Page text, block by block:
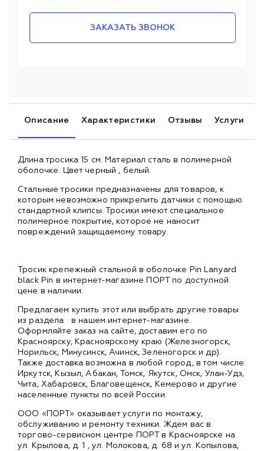
ЗАКАЗАТЬ ЗВОНОК
Описание Характеристики Отзывы Услуги
Длина тросика 15 см. Материал сталь в полимерной
оболочке. Цвет черный , белый.
Стальные тросики предназначены для товаров, к
которым невозможно прикрепить датчики с помощью
стандартной клипсы. Тросики имеют специальное
полимерное покрытие, которое не наносит
повреждений защищаемому товару.
Тросик крепежный стальной в оболочке Pin Lanyard
black Pin в интернет-магазине ПОРТ по доступной
цене в наличии.
Предлагаем купить этот или выбрать другие товары
из раздела
в нашем интернет-магазине.
Оформляйте заказ на сайте, доставим его по
Красноярску, Красноярскому краю (Железногорск,
Норильск, Минусинск, Ачинск, Зеленогорск и др).
Также доставка возможна в любой город, в том числе:
Иркутск, Кызыл, Абакан, Томск, Якутск, Омск, Улан-Удэ,
Чита, Хабаровск, Благовещенск, Кемерово и другие
населенные пункты по всей России.
ООО «ПОРТ» оказывает услуги по монтажу,
обслуживанию и ремонту техники. Ждем вас в
торгово-сервисном центре ПОРТ в Красноярске на
ул. Крылова, д. 1 , ул. Молокова, д. 68 и ул. Копылова,